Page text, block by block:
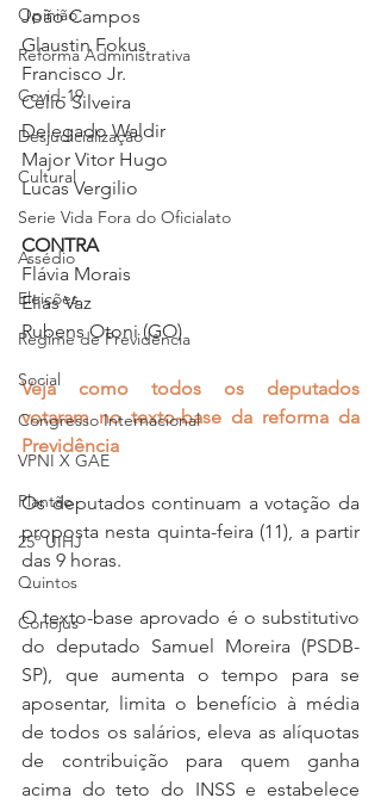
Opinião
Reforma Administrativa
Covid-19
Desjudicialização
Cultural
Serie Vida Fora do Oficialato
Assédio
Eleições
Regime de Previdência
Social
Congresso Internacional
VPNI X GAE
Plantão
25º UIHJ
Quintos
Conojus
João Campos
Glaustin Fokus
Francisco Jr.
Célio Silveira
Delegado Waldir
Major Vitor Hugo
Lucas Vergilio
CONTRA
Flávia Morais
Elias Vaz
Rubens Otoni (GO)
Veja como todos os deputados
votaram no texto-base da reforma da
Previdência
Os deputados continuam a votação da
proposta nesta quinta-feira (11), a partir
das 9 horas.
O texto-base aprovado é o substitutivo
do deputado Samuel Moreira (PSDB-
SP), que aumenta o tempo para se
aposentar, limita o benefício à média
de todos os salários, eleva as alíquotas
de contribuição para quem ganha
acima do teto do INSS e estabelece